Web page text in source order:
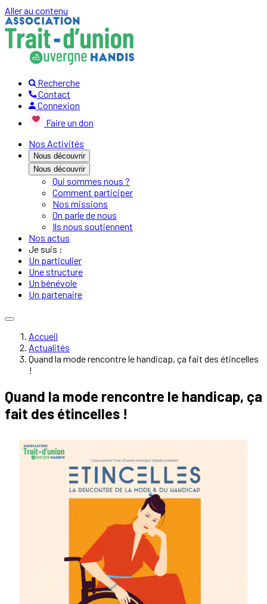
Aller au contenu
Recherche
Contact
Connexion
Faire un don
Nos Activités
Nous découvrir
Nous découvrir
Qui sommes nous ?
Comment participer
Nos missions
On parle de nous
Ils nous soutiennent
Nos actus
Je suis :
Un particulier
Une structure
Un bénévole
Un partenaire
Accueil
Actualités
Quand la mode rencontre le handicap, ça fait des étincelles
!
Quand la mode rencontre le handicap, ça
fait des étincelles !